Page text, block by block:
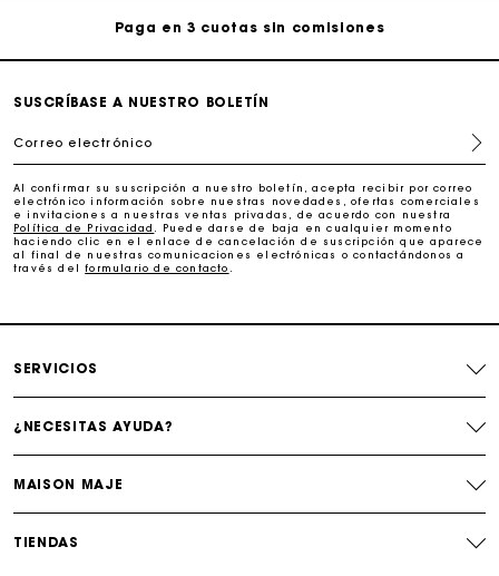
Paga en 3 cuotas sin comisiones
Cambios & Devoluciones gratuitos
La tarjeta regalo de Maje: la mejor manera de hacer el
regalo perfecto
Entrega a domicilio ofrecida dentro de 2-3 días
Cambios & Devoluciones gratuitos
La tarjeta regalo de Maje: la mejor manera de hacer el
SUSCRÍBASE A NUESTRO BOLETÍN
Correo electrónico
Al confirmar su suscripción a nuestro boletín, acepta recibir por correo
electrónico información sobre nuestras novedades, ofertas comerciales
e invitaciones a nuestras ventas privadas, de acuerdo con nuestra
Política de Privacidad
. Puede darse de baja en cualquier momento
haciendo clic en el enlace de cancelación de suscripción que aparece
al final de nuestras comunicaciones electrónicas o contactándonos a
través delformulario de contacto
SERVICIOS
¿NECESITAS AYUDA?
MAISON MAJE
TIENDAS